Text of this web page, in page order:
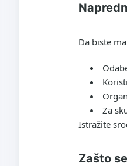
Da biste
Za
Istražite
Zašto